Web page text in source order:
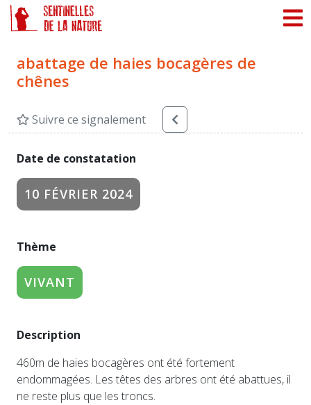
abattage de haies bocagères de
chênes
Suivre ce signalement
Date de constatation
10 FÉVRIER 2024
Thème
VIVANT
Description
460m de haies bocagères ont été fortement
endommagées. Les têtes des arbres ont été abattues, il
ne reste plus que les troncs.
Panneau de gestion des cookies